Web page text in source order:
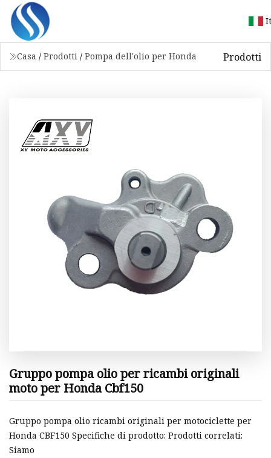
Casa / Prodotti / Pompa dell'olio per Honda Prodotti
Gruppo pompa olio per ricambi originali
moto per Honda Cbf150
Gruppo pompa olio ricambi originali per motociclette per
Honda CBF150 Specifiche di prodotto: Prodotti correlati:
Siamo